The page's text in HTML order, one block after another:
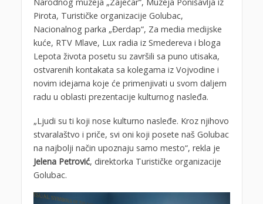
Narodnog muzeja „Zaječar“, Muzeja Ponišavlja iz
Pirota, Turističke organizacije Golubac,
Nacionalnog parka „Đerdap“, Za media medijske
kuće, RTV Mlave, Lux radia iz Smedereva i bloga
Lepota života posetu su završili sa puno utisaka,
ostvarenih kontakata sa kolegama iz Vojvodine i
novim idejama koje će primenjivati u svom daljem
radu u oblasti prezentacije kulturnog nasleđa.
„Ljudi su ti koji nose kulturno nasleđe. Kroz njihovo
stvaralaštvo i priče, svi oni koji posete naš Golubac
na najbolji način upoznaju samo mesto“, rekla je
Jelena Petrović, direktorka Turističke organizacije
Golubac.